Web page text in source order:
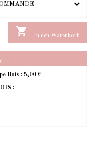
 In den Warenkorb
Bois : 5,00 €
: